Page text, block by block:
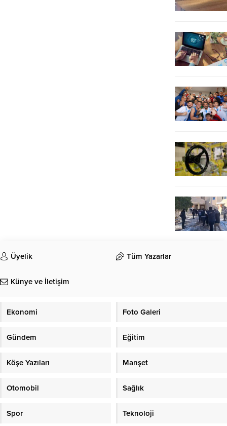
Üyelik Tüm Yazarlar
Künye ve İletişim
Ekonomi Foto Galeri
Gündem Eğitim
Köşe Yazıları Manşet
Otomobil Sağlık
Spor Teknoloji